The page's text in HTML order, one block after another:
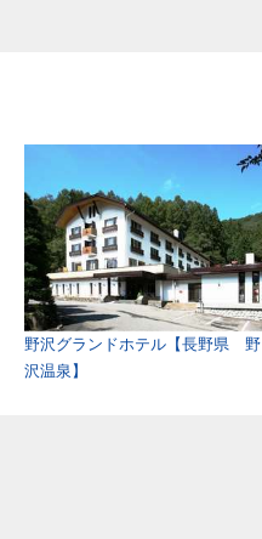
野沢グランドホテル【長野県 野
沢温泉】